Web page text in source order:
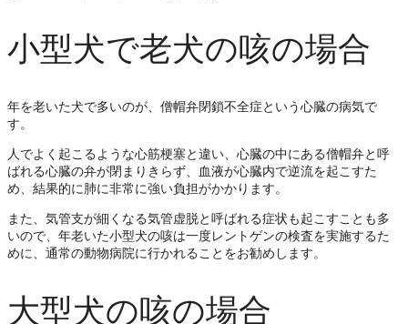
小型犬で老犬の咳の場合
年を老いた犬で多いのが、僧帽弁閉鎖不全症という心臓の病気で
す。
人でよく起こるような心筋梗塞と違い、心臓の中にある僧帽弁と呼
ばれる心臓の弁が閉まりきらず、血液が心臓内で逆流を起こすた
め、結果的に肺に非常に強い負担がかかります。
また、気管支が細くなる気管虚脱と呼ばれる症状も起こすことも多
いので、年老いた小型犬の咳は一度レントゲンの検査を実施するた
めに、通常の動物病院に行かれることをお勧めします。
大型犬の咳の場合